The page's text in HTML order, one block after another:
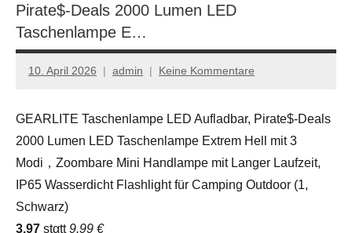
Pirate$-Deals 2000 Lumen LED
Taschenlampe E…
10. April 2026 admin Keine Kommentare
GEARLITE Taschenlampe LED Aufladbar, Pirate$-Deals
2000 Lumen LED Taschenlampe Extrem Hell mit 3
Modi，Zoombare Mini Handlampe mit Langer Laufzeit,
IP65 Wasserdicht Flashlight für Camping Outdoor (1,
Schwarz)
3.97 stαtt9.99 €